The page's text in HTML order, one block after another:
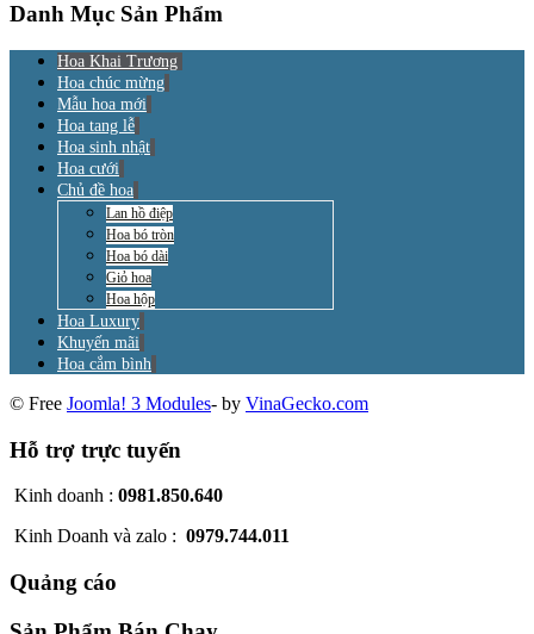
Danh Mục Sản Phẩm
Hoa Khai Trương
Hoa chúc mừng
Mẫu hoa mới
Hoa tang lễ
Hoa sinh nhật
Hoa cưới
Chủ đề hoa
Lan hồ điệp
Hoa bó tròn
Hoa bó dài
Giỏ hoa
Hoa hộp
Hoa Luxury
Khuyến mãi
Hoa cắm bình
© Free Joomla! 3 Modules- by VinaGecko.com
Hỗ trợ trực tuyến
Kinh doanh : 0981.850.640
Kinh Doanh và zalo : 0979.744.011
Quảng cáo